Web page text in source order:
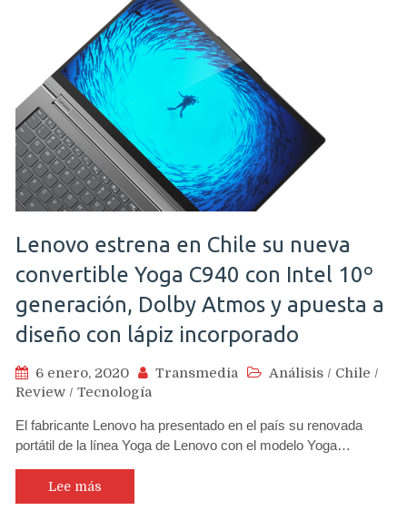
Lenovo estrena en Chile su nueva
convertible Yoga C940 con Intel 10º
generación, Dolby Atmos y apuesta a
diseño con lápiz incorporado
6 enero, 2020 Transmedia Análisis / Chile /
Review / Tecnología
El fabricante Lenovo ha presentado en el país su renovada
portátil de la línea Yoga de Lenovo con el modelo Yoga…
Lee más